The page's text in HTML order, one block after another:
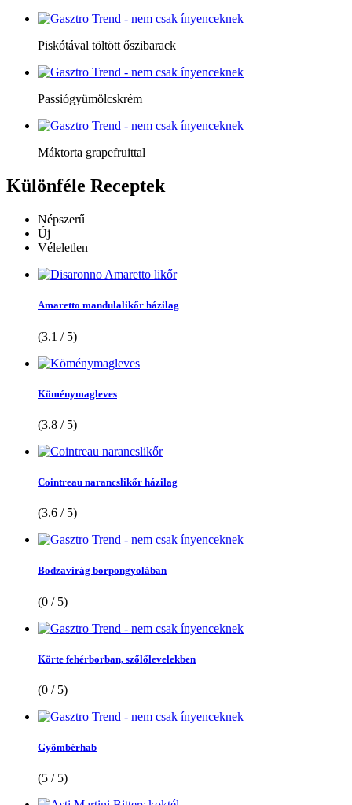
Piskótával töltött őszibarack
Passiógyümölcskrém
Máktorta grapefruittal
Különféle Receptek
Népszerű
Új
Véleletlen
Amaretto mandulalikőr házilag
(3.1 / 5)
Köménymagleves
(3.8 / 5)
Cointreau narancslikőr házilag
(3.6 / 5)
Bodzavirág borpongyolában
(0 / 5)
Körte fehérborban, szőlőlevelekben
(0 / 5)
Gyömbérhab
(5 / 5)